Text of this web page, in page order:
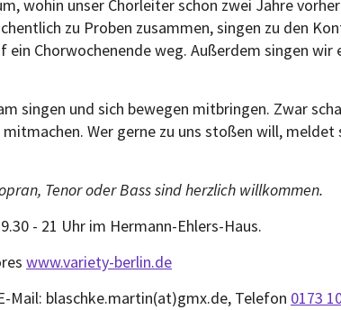
wohin unser Chorleiter schon zwei Jahre
zu Proben zusammen, singen zu den
ein Chorwochenende weg. Außerdem singen
singen und sich bewegen mitbringen. Zwar
Wer gerne zu uns stoßen will,
Tenor oder Bass sind herzlich willkommen.
- 21 Uhr im Hermann-Ehlers-Haus.
www.variety-berlin.de
Mail: blaschke.martin(at)gmx.de, Telefon 0173